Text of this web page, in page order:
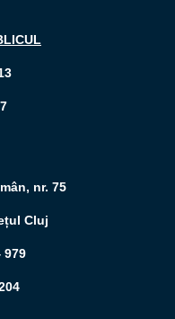
nr. 75
Cluj
979